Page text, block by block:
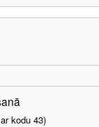
kodu 43)